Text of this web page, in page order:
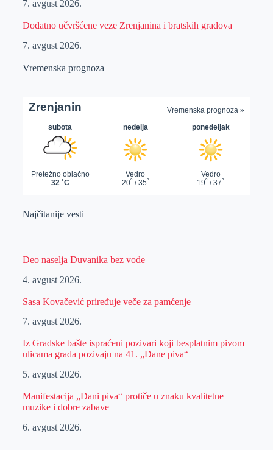
7. avgust 2026.
Dodatno učvršćene veze Zrenjanina i bratskih gradova
7. avgust 2026.
Vremenska prognoza
Najčitanije vesti
Deo naselja Duvanika bez vode
4. avgust 2026.
Sasa Kovačević priređuje veče za pamćenje
7. avgust 2026.
Iz Gradske bašte ispraćeni pozivari koji besplatnim pivom
ulicama grada pozivaju na 41. „Dane piva“
5. avgust 2026.
Manifestacija „Dani piva“ protiče u znaku kvalitetne
muzike i dobre zabave
6. avgust 2026.